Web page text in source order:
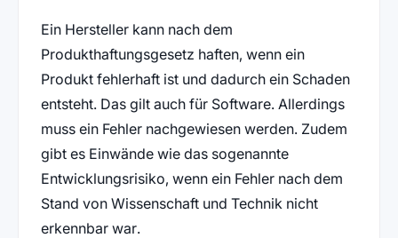
Ein Hersteller kann nach dem
Produkthaftungsgesetz haften, wenn ein
Produkt fehlerhaft ist und dadurch ein Schaden
entsteht. Das gilt auch für Software. Allerdings
muss ein Fehler nachgewiesen werden. Zudem
gibt es Einwände wie das sogenannte
Entwicklungsrisiko, wenn ein Fehler nach dem
Stand von Wissenschaft und Technik nicht
erkennbar war.